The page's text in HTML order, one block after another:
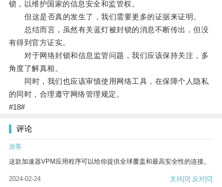
锁，以维护国家的信息安全和监管权。
但这是否真的发生了，我们需要更多的证据来证明。
总结而言，虽然有关蓝灯被封锁的消息不断传出，但没
有得到官方证实。
对于网络封锁和信息监管问题，我们应该保持关注，多
角度了解真相。
同时，我们也应该审慎使用网络工具，在保障个人隐私
的同时，合理遵守网络管理规定。
#18#
评论
游客
这款加速器VPM应用程序可以给你提供全球覆盖和最高安全性的连接。
2024-02-24 支持[0] 反对[0]